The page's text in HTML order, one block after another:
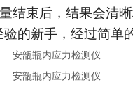
结束后，结果会清
的新手，经过简单